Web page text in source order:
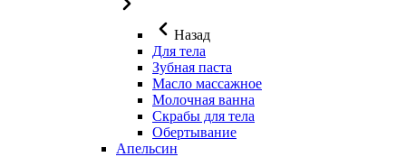
Назад
Для тела
Зубная паста
Масло массажное
Молочная ванна
Скрабы для тела
Обертывание
Апельсин